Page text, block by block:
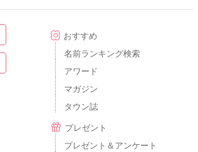
おすすめ
名前ランキング検索
アワード
マガジン
タウン誌
プレゼント
プレゼント＆アンケート